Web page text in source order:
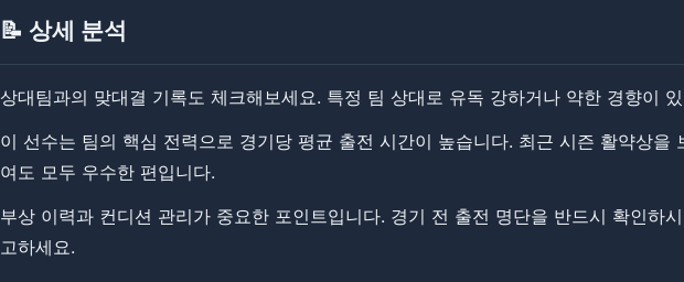
📝 상세 분석
상대팀과의 맞대결 기록도 체크해보세요. 특정 팀 상대로 유독 강하거나 약한 경향이
이 선수는 팀의 핵심 전력으로 경기당 평균 출전 시간이 높습니다. ​최근 시즌 활약상을
여도 모두 우수한 편입니다.
부상 이력과 컨디션 관리가 중요한 포인트입니다. ​경기 전 출전 명단을 반드시 확인하
고하세요.